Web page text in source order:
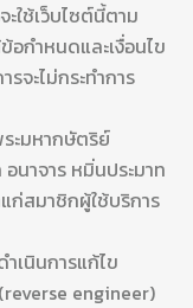
ใช้เว็บไซต์นี้ตาม
กำหนดและเงื่อนไข
จะไม่กระทำการ
ะมหากษัตริย์
นาจาร หมิ่นประมาท
ก่สมาชิกผู้ใช้บริการ
เนินการแก้ไข
engineer)